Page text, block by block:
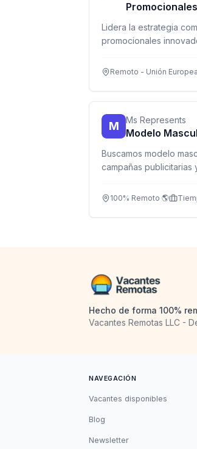
Promocionales
Lidera la estrategia
promocionales
Remoto - Unión
M Ms Represents
Modelo
Buscamos modelo
campañas publicitarias
100% Remoto 🌎
Hecho de forma 100%
Vacantes Remotas LLC -
NAVEGACIÓN
Vacantes disponibles
Blog
Newsletter